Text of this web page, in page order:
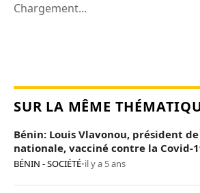
Chargement...
SUR LA MÊME
Bénin: Louis Vlavonou, président de
nationale, vacciné contre la Covid-
BÉNIN - SOCIÉTÉ•il y a 5 ans